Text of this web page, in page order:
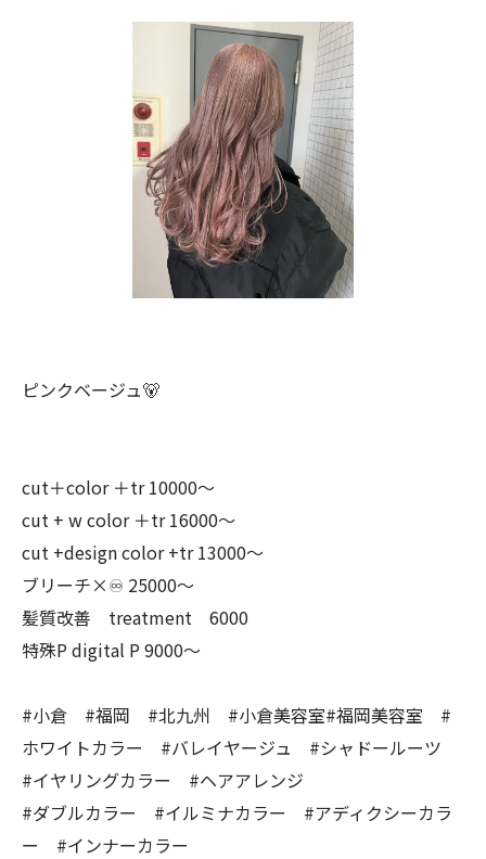
ピンクベージュ🐻
cut＋color ＋tr 10000〜
cut + w color ＋tr 16000〜
cut +design color +tr 13000〜
ブリーチ×♾ 25000〜
髪質改善 treatment 6000
特殊P digital P 9000〜
#小倉 #福岡 #北九州 #小倉美容室#福岡美容室 #
ホワイトカラー #バレイヤージュ #シャドールーツ
#イヤリングカラー #ヘアアレンジ
#ダブルカラー #イルミナカラー #アディクシーカラ
ー #インナーカラー